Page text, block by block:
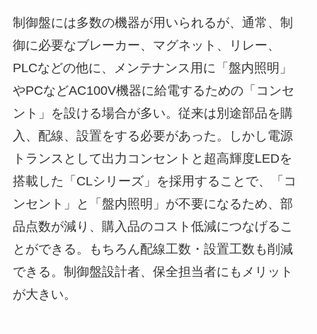
制御盤には多数の機器が用いられるが、通常、制
御に必要なブレーカー、マグネット、リレー、
PLCなどの他に、メンテナンス用に「盤内照明」
やPCなどAC100V機器に給電するための「コンセ
ント」を設ける場合が多い。従来は別途部品を購
入、配線、設置をする必要があった。しかし電源
トランスとして出力コンセントと超高輝度LEDを
搭載した「CLシリーズ」を採用することで、「コ
ンセント」と「盤内照明」が不要になるため、部
品点数が減り、購入品のコスト低減につなげるこ
とができる。もちろん配線工数・設置工数も削減
できる。制御盤設計者、保全担当者にもメリット
が大きい。